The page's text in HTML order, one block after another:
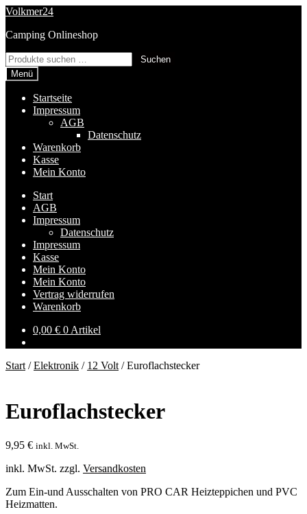
Zur
springen
Zum
springen
Volkmer24
Camping Onlineshop
Suchen
nach:
Suchen
Menü
Startseite
Impressum
AGB
Datenschutz
Warenkorb
Kasse
Mein Konto
Start
AGB
Impressum
Datenschutz
Impressum
Kasse
Mein Konto
Mein Konto
Vertrag widerrufen
Warenkorb
0,00 € 0 Artikel
Start /Elektronik / 12 Volt /Euroflachstecker
Euroflachstecker
9,95 € inkl. MwSt.
inkl. MwSt. zzgl. Versandkosten
Zum Ein-und Ausschalten von PRO CAR Heizteppichen und PVC
Heizmatten.